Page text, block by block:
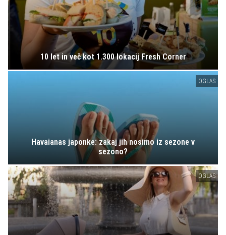
10 let in več kot 1.300 lokacij Fresh Corner
OGLAS
Havaianas japonke: zakaj jih nosimo iz sezone v
sezono?
OGLAS